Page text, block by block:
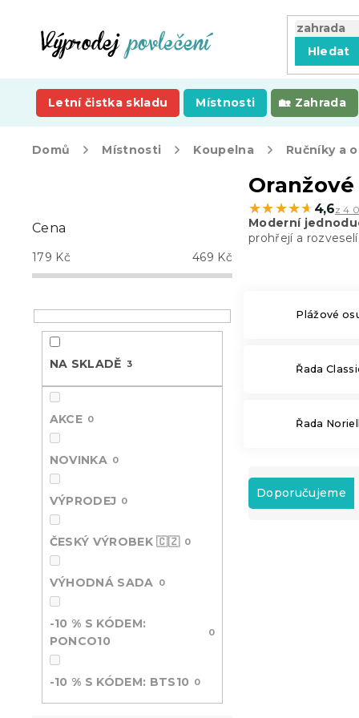
Hledat
Letní čistka skladu Místnosti Zahrada
Domů Místnosti Koupelna Ručníky a
t
r
a
n
í
Cena
179 Kč 469 Kč
NA SKLADĚ 3
AKCE 0
NOVINKA 0
VÝPRODEJ 0
ČESKÝ VÝROBEK 🇨🇿 0
VÝHODNÁ SADA 0
-10 % S KÓDEM:
PONCO10
0
-10 % S KÓDEM: BTS10 0
★★★★★
★★★★★ 4,6z 4
Moderní
prohřejí a
Plážové
Řada
Řada
Ř
z
Doporučujeme